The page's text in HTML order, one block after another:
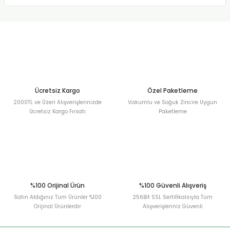
Ücretsiz Kargo
2000TL ve Üzeri Alışverişlerinizde
Ücretsiz Kargo Fırsatı
Özel Paketleme
Vakumlu ve Soğuk Zincire Uygun
Paketleme
%100 Orijinal Ürün
Satın Aldığınız Tüm Ürünler %100
Orijinal Ürünlerdir
%100 Güvenli Alışveriş
256Bit SSL Sertifikalsıyla Tüm
Alışverişleriniz Güvenli